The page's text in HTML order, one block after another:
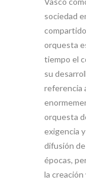
sociedad
orquesta
tiempo el
su
referencia
orquesta
exigencia
difusión
épocas,
la creación